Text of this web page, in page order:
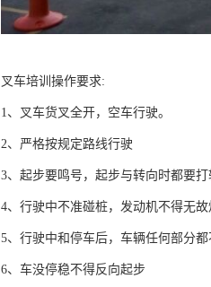
叉车培训操作要求:
1、叉车货叉全开，空车行驶。
2、严格按规定路线行驶
3、起步要鸣号，起步与转向时都要
4、行驶中不准碰桩，发动机不得无故
5、行驶中和停车后，车辆任何部分
6、车没停稳不得反向起步